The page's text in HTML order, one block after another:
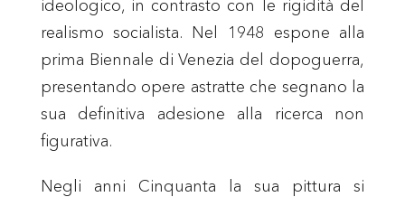
ideologico, in contrasto con le rigidità del
realismo socialista. Nel 1948 espone alla
prima Biennale di Venezia del dopoguerra,
presentando opere astratte che segnano la
sua definitiva adesione alla ricerca non
figurativa.
Negli anni Cinquanta la sua pittura si